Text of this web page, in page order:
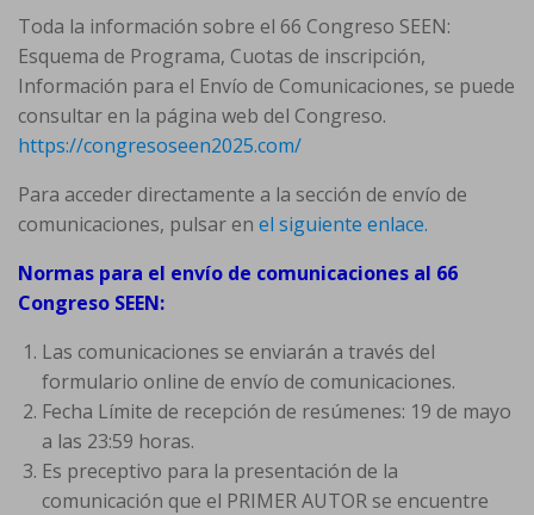
Toda la información sobre el 66 Congreso SEEN:
Esquema de Programa, Cuotas de inscripción,
Información para el Envío de Comunicaciones, se puede
consultar en la página web del Congreso.
https://congresoseen2025.com/
Para acceder directamente a la sección de envío de
comunicaciones, pulsar en el siguiente enlace.
Normas para el envío de comunicaciones al 66
Congreso SEEN:
Las comunicaciones se enviarán a través del
formulario online de envío de comunicaciones.
Fecha Límite de recepción de resúmenes: 19 de mayo
a las 23:59 horas.
Es preceptivo para la presentación de la
comunicación que el PRIMER AUTOR se encuentre